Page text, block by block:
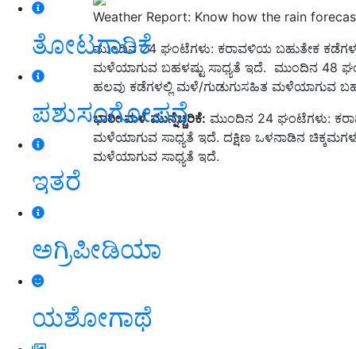
ತೋಟಗಾರಿಕೆ
ಪಶುಸಂಗೋಪನೆ
ಇತರೆ
ಅಗ್ರಿಪೀಡಿಯಾ
ಯಶೋಗಾಥೆ
Weather Report: Know how the rain
ಮುಂದಿನ 24 ಘಂಟೆಗಳು: ಕರಾವಳಿಯ ಬಹುತೇಕ
ಮಳೆಯಾಗುವ ಬಹಳಷ್ಟು ಸಾಧ್ಯತೆ ಇದೆ. ಮುಂದಿನ 48
ಹಲವು ಕಡೆಗಳಲ್ಲಿ ಮಳೆ/ಗುಡುಗುಸಹಿತ ಮಳೆಯಾಗುವ
ಭಾರೀ ಮಳೆ ಮುನ್ನೆಚ್ಚರಿಕೆ: ಮುಂದಿನ 24 ಘಂಟೆಗಳು:
ಮಳೆಯಾಗುವ ಸಾಧ್ಯತೆ ಇದೆ. ದಕ್ಷಿಣ ಒಳನಾಡಿನ
ಮಳೆಯಾಗುವ ಸಾಧ್ಯತೆ ಇದೆ.